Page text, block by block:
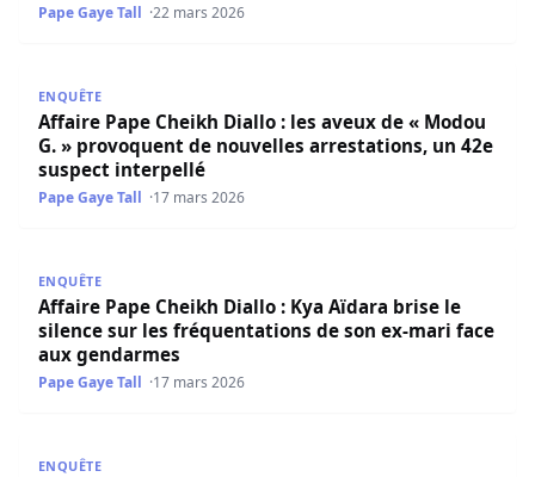
Pape Gaye Tall 22 mars 2026
ENQUÊTE
Affaire Pape Cheikh Diallo : les aveux de « Modou
G. » provoquent de nouvelles arrestations, un 42e
suspect interpellé
Pape Gaye Tall 17 mars 2026
ENQUÊTE
Affaire Pape Cheikh Diallo : Kya Aïdara brise le
silence sur les fréquentations de son ex-mari face
aux gendarmes
Pape Gaye Tall 17 mars 2026
ENQUÊTE